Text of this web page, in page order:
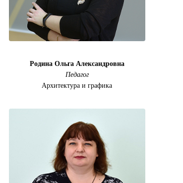
Родина Ольга Александровна
Педагог
Архитектура и графика